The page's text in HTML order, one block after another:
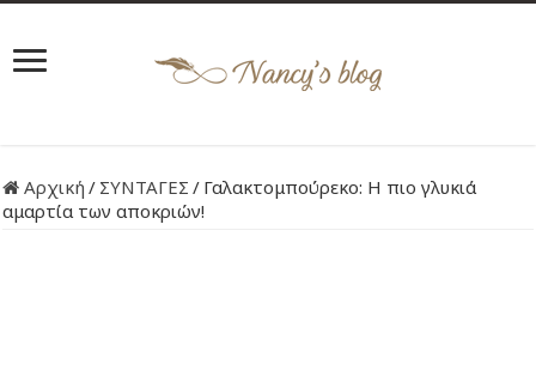
Αρχική / ΣΥΝΤΑΓΕΣ / Γαλακτομπούρεκο: Η πιο γλυκιά
αμαρτία των αποκριών!